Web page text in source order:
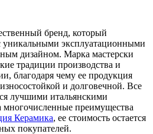
бренд, который
уникальными эксплуатационными
дизайном. Марка мастерски
традиции производства и
благодаря чему ее продукция
и долговечной. Все
лучшими итальянскими
многочисленные преимущества
Керамика, ее стоимость остается
покупателей.